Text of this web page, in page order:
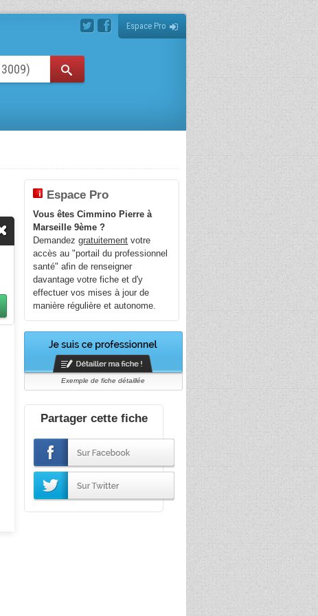
Espace Pro
Espace Pro
Vous êtes Cimmino Pierre à
Marseille 9ème ?
Demandezgratuitement votre
accès au "portail du professionnel
santé" afin de renseigner
davantage votre fiche et d'y
effectuer vos mises à jour de
manière régulière et autonome.
Exemple de fiche détaillée
Partager cette fiche